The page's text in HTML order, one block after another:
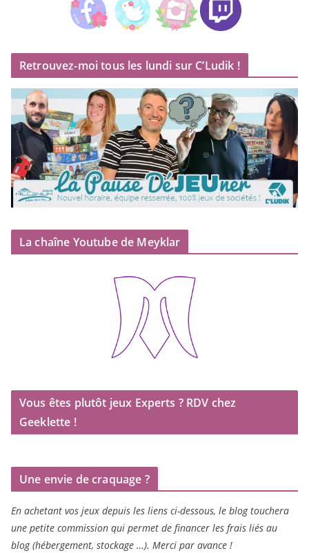
Retrouvez-moi tous les lundi sur C’Ludik !
La chaîne Youtube de Meyklar
Vous êtes plutôt jeux Experts ? RDV chez
Geeklette !
Une envie de craquage ?
En achetant vos jeux depuis les liens ci-dessous, le blog touchera
une petite commission qui permet de financer les frais liés au
blog (hébergement, stockage …). Merci par avance !